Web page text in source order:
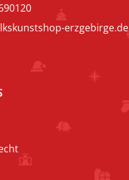
erzgebirge.de